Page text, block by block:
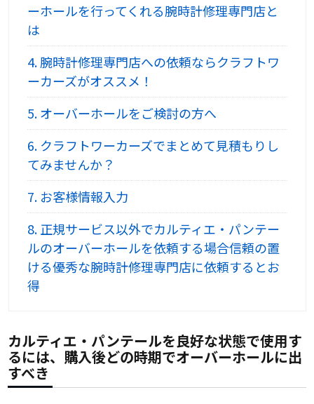
ーホールを行ってくれる腕時計修理専門店と
は
4.腕時計修理専門店への依頼ならクラフトワ
ーカーズがオススメ！
5.オーバーホールをご検討の方へ
6.クラフトワーカーズでまとめて見積もりし
てみませんか？
7.お客様情報入力
8.正規サービス以外でカルティエ・パンテー
ルのオーバーホールを依頼する場合信頼の置
ける優秀な腕時計修理専門店に依頼するとお
得
カルティエ・パンテールを良好な状態で使用す
るには、購入後どの時期でオーバーホールに出
すべき